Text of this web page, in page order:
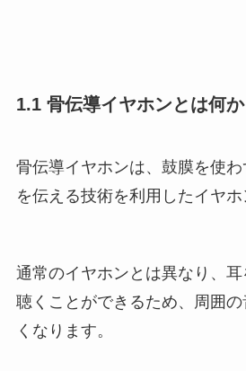
1.1 骨伝導イヤホンとは何か
骨伝導イヤホンは、鼓膜を使
を伝える技術を利用したイヤホ
通常のイヤホンとは異なり、
聴くことができるため、周囲
くなります。